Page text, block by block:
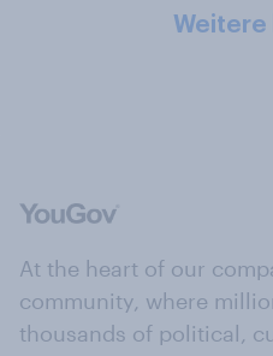
Weitere
At the heart of our
community, where
thousands of political,